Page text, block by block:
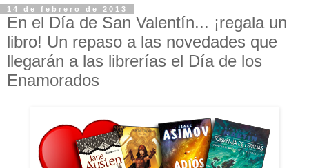
14 de febrero de 2013
En el Día de San Valentín... ¡regala un
libro! Un repaso a las novedades que
llegarán a las librerías el Día de los
Enamorados